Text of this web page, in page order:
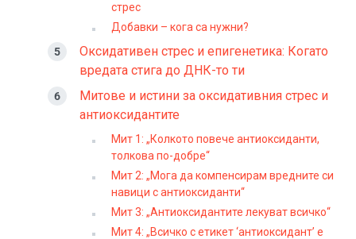
стрес
Добавки – кога са нужни?
Оксидативен стрес и епигенетика: Когато
вредата стига до ДНК-то ти
Митове и истини за оксидативния стрес и
антиоксидантите
Мит 1: „Колкото повече антиоксиданти,
толкова по-добре“
Мит 2: „Мога да компенсирам вредните си
навици с антиоксиданти“
Мит 3: „Антиоксидантите лекуват всичко“
Мит 4: „Всичко с етикет ‘антиоксидант’ е